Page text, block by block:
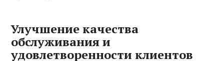
Улучшение качества
обслуживания и
удовлетворенности клиентов